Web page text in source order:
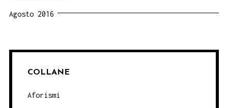
Agosto 2016
COLLANE
Aforismi